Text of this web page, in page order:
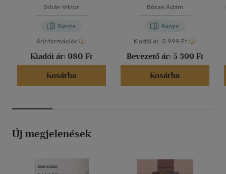
Orbán Viktor
Könyv
Árinformációk
Kiadói ár: 980 Ft
Kosárba
Bősze Ádám
Könyv
Kiadói ár: 5 999 Ft
Bevezető ár: 5 399 Ft
Kosárba
Új megjelenések